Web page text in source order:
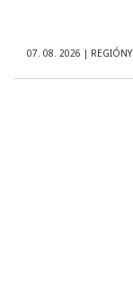
07. 08. 2026 | REGIÓNY